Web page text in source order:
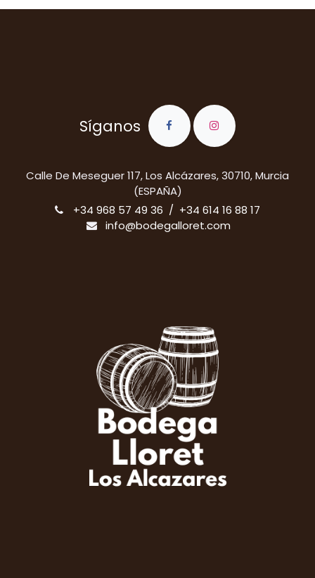
Síganos
​Calle De Meseguer 117, Los Alcázares, 30710, Murcia
(ESPAÑA)
+34 968 57 49 36 / +34 614 16 88 17
info@bodegalloret.com